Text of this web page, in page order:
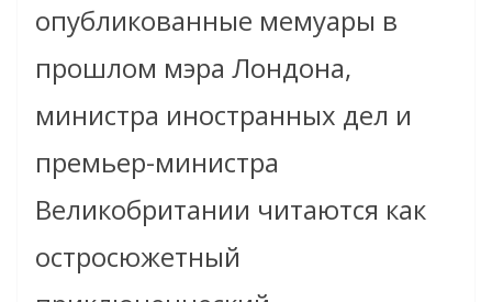
опубликованные мемуары в
прошлом мэра Лондона,
министра иностранных дел и
премьер-министра
Великобритании читаются как
остросюжетный